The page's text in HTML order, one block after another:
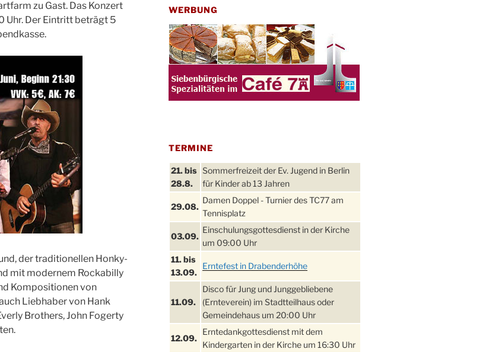
zu Gast. Das Konzert
Uhr. Der Eintritt beträgt 5
der traditionellen Honky-
mit modernem Rockabilly
Kompositionen von
Liebhaber von Hank
Brothers, John Fogerty
WERBUNG
TERMINE
21. bis
28.8.
Sommerfreizeit der Ev. Jugend in Berlin
für Kinder ab 13 Jahren
29.08.
Damen Doppel - Turnier des TC77 am
Tennisplatz
03.09.
Einschulungsgottesdienst in der Kirche
um 09:00 Uhr
11. bis
13.09.
Erntefest in Drabenderhöhe
11.09.
Disco für Jung und Junggebliebene
(Ernteverein) im Stadtteilhaus oder
Gemeindehaus um 20:00 Uhr
12.09.
Erntedankgottesdienst mit dem
Kindergarten in der Kirche um 16:30 Uhr